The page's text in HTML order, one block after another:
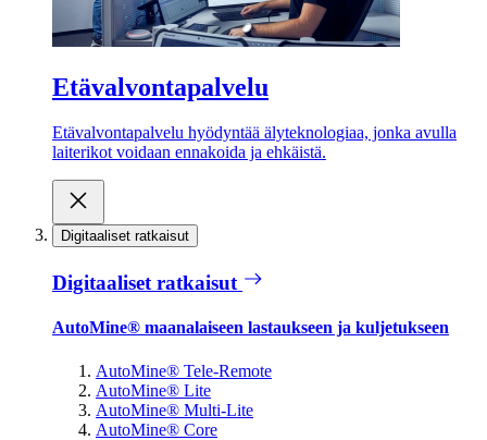
Etävalvontapalvelu
Etävalvontapalvelu hyödyntää älyteknologiaa, jonka avulla
laiterikot voidaan ennakoida ja ehkäistä.
Digitaaliset ratkaisut
Digitaaliset ratkaisut
AutoMine® maanalaiseen lastaukseen ja kuljetukseen
AutoMine® Tele-Remote
AutoMine® Lite
AutoMine® Multi-Lite
AutoMine® Core